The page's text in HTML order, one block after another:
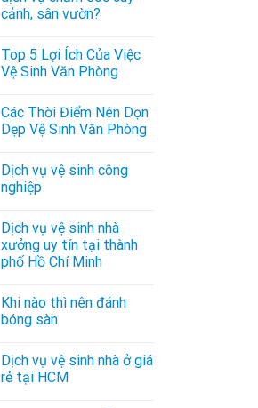
cảnh, sân vườn?
Top 5 Lợi Ích Của Việc
Vệ Sinh Văn Phòng
Các Thời Điểm Nên Dọn
Dẹp Vệ Sinh Văn Phòng
Dịch vụ vệ sinh công
nghiệp
Dịch vụ vệ sinh nhà
xưởng uy tín tại thành
phố Hồ Chí Minh
Khi nào thì nên đánh
bóng sàn
Dịch vụ vệ sinh nhà ở giá
rẻ tại HCM